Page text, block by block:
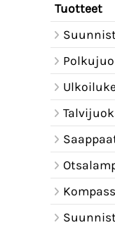
Tuotteet